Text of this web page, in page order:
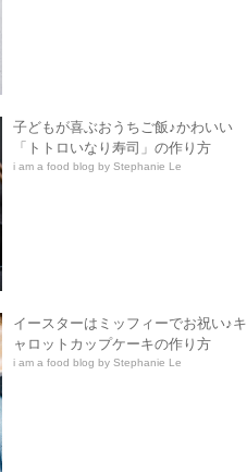
子どもが喜ぶおうちご飯♪かわいい
「トトロいなり寿司」の作り方
i am a food blog by Stephanie Le
イースターはミッフィーでお祝い♪キ
ャロットカップケーキの作り方
i am a food blog by Stephanie Le